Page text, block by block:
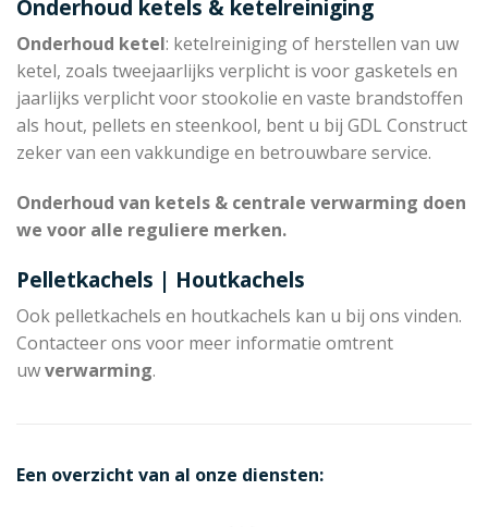
Onderhoud ketels & ketelreiniging
Onderhoud ketel: ketelreiniging of herstellen van uw
ketel, zoals tweejaarlijks verplicht is voor gasketels en
jaarlijks verplicht voor stookolie en vaste brandstoffen
als hout, pellets en steenkool, bent u bij GDL Construct
zeker van een vakkundige en betrouwbare service.
Onderhoud van ketels & centrale verwarming doen
we voor alle reguliere merken.
Pelletkachels | Houtkachels
Ook pelletkachels en houtkachels kan u bij ons vinden.
Contacteer ons voor meer informatie omtrent
uwverwarming.
Een overzicht van al onze diensten: